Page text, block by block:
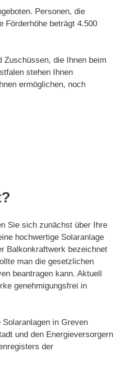
Personen, die
Förderhöhe beträgt 4.500
Zuschüssen, die Ihnen beim
stehen Ihnen
ermöglichen, noch
Sie sich zunächst über Ihre
hochwertige Solaranlage
Balkonkraftwerk bezeichnet
man die gesetzlichen
beantragen kann. Aktuell
genehmigungsfrei in
in Greven
und den Energieversorgern
der